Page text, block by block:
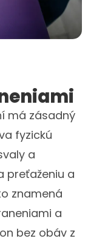
má zásadný
fyzickú
a
preťaženiu a
znamená
a
bez obáv z